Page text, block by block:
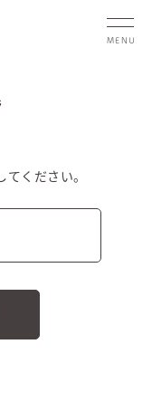
MENU
ください。